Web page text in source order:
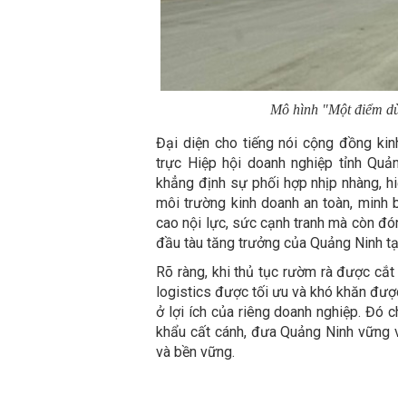
Mô hình "Một điểm
Đại diện cho tiếng nói cộng đồng
trực Hiệp hội doanh nghiệp tỉnh
khẳng định sự phối hợp nhịp nhàng,
môi trường kinh doanh an toàn, minh
cao nội lực, sức cạnh tranh mà còn
đầu tàu tăng trưởng của Quảng Ninh
Rõ ràng, khi thủ tục rườm rà được
logistics được tối ưu và khó khăn
ở lợi ích của riêng doanh nghiệp. Đó
khẩu cất cánh, đưa Quảng Ninh
và bền vững.